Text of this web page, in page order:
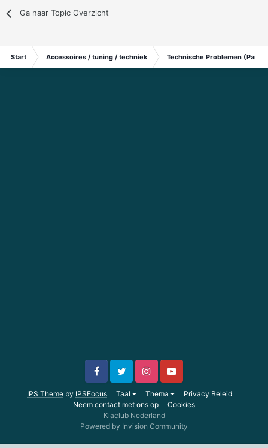
Ga naar Topic Overzicht
Start Accessoires / tuning / techniek Technische Problemen
IPS Theme by IPSFocus Taal Thema
Privacy Beleid
Neem contact met ons op
Cookies
Kiaclub Nederland
Powered by Invision Community